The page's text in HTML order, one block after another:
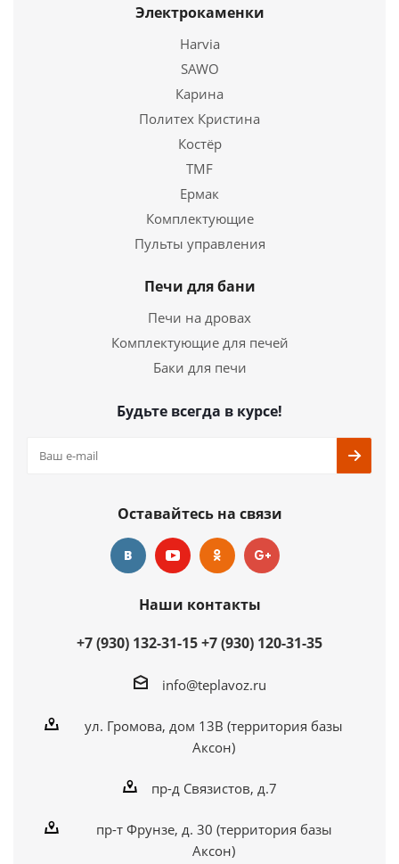
Вентиляционная решетка (Темно-серый) 17*17
1 095руб.
Подробнее
Электрокаменки
Harvia
SAWO
Карина
Политех Кристина
Костёр
TMF
Ермак
Комплектующие
Пульты управления
Печи для бани
Печи на дровах
Комплектующие для печей
Баки для печи
Будьте всегда в курсе!
Оставайтесь на связи
Наши контакты
+7 (930) 132-31-15+7 (930) 120-31-35
info@teplavoz.ru
ул. Громова, дом 13В (территория базы
Аксон)
пр-д Связистов, д.7
пр-т Фрунзе, д. 30 (территория базы
Аксон)